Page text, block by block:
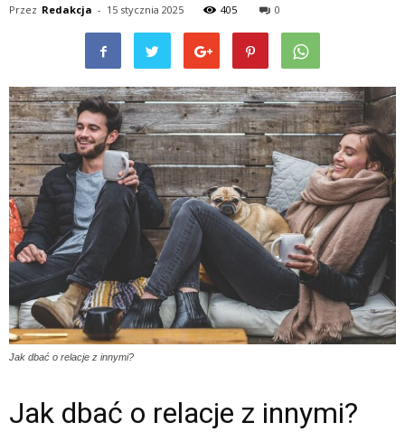
Przez Redakcja - 15 stycznia 2025 405 0
Jak dbać o relacje z innymi?
Jak dbać o relacje z innymi?